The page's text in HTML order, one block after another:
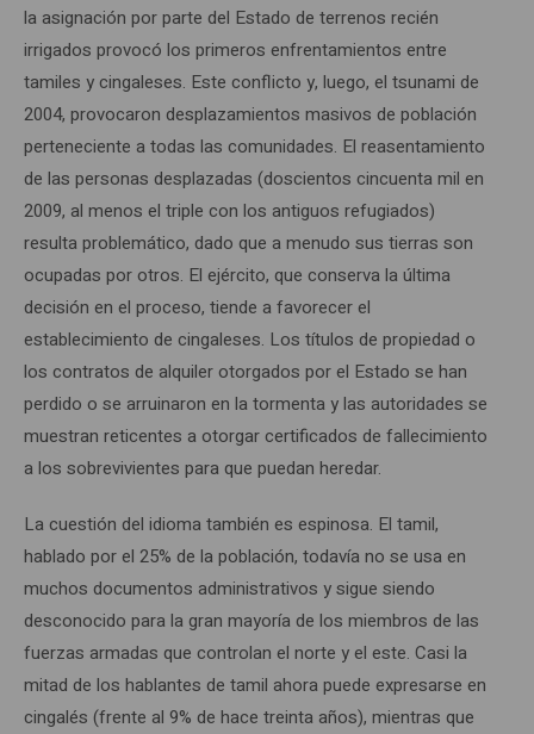
la asignación por parte del Estado de terrenos recién
irrigados provocó los primeros enfrentamientos entre
tamiles y cingaleses. Este conflicto y, luego, el tsunami de
2004, provocaron desplazamientos masivos de población
perteneciente a todas las comunidades. El reasentamiento
de las personas desplazadas (doscientos cincuenta mil en
2009, al menos el triple con los antiguos refugiados)
resulta problemático, dado que a menudo sus tierras son
ocupadas por otros. El ejército, que conserva la última
decisión en el proceso, tiende a favorecer el
establecimiento de cingaleses. Los títulos de propiedad o
los contratos de alquiler otorgados por el Estado se han
perdido o se arruinaron en la tormenta y las autoridades se
muestran reticentes a otorgar certificados de fallecimiento
a los sobrevivientes para que puedan heredar.
La cuestión del idioma también es espinosa. El tamil,
hablado por el 25% de la población, todavía no se usa en
muchos documentos administrativos y sigue siendo
desconocido para la gran mayoría de los miembros de las
fuerzas armadas que controlan el norte y el este. Casi la
mitad de los hablantes de tamil ahora puede expresarse en
cingalés (frente al 9% de hace treinta años), mientras que